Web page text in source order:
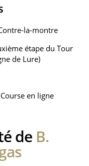
la-montre
étape du Tour
de Lure)
en ligne
de B.